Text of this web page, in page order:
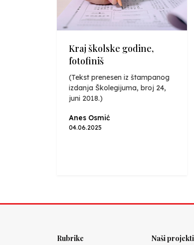
Kraj školske godine,
fotofiniš
(Tekst prenesen iz štampanog
izdanja Školegijuma, broj 24,
juni 2018.)
Anes Osmić
04.06.2025
Rubrike Naši projekti